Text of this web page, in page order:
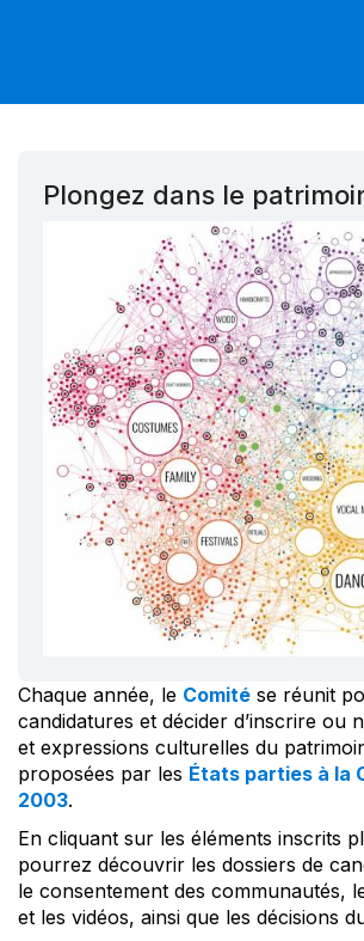
Plongez dans le
Chaque année, le Comité se réunit
candidatures et décider d’inscrire ou
et expressions culturelles du
proposées par les États parties à la
2003.
En cliquant sur les éléments inscrits
pourrez découvrir les dossiers de
le consentement des communautés,
et les vidéos, ainsi que les décisions